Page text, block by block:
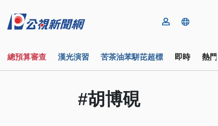
總預算審查 漢光演習 苦茶油苯駢芘超標 即時 熱
#胡博硯